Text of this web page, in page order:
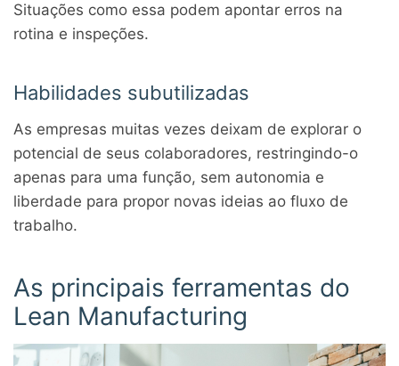
Situações como essa podem apontar erros na
rotina e inspeções.
Habilidades subutilizadas
As empresas muitas vezes deixam de explorar o
potencial de seus colaboradores, restringindo-o
apenas para uma função, sem autonomia e
liberdade para propor novas ideias ao fluxo de
trabalho.
As principais ferramentas do
Lean Manufacturing